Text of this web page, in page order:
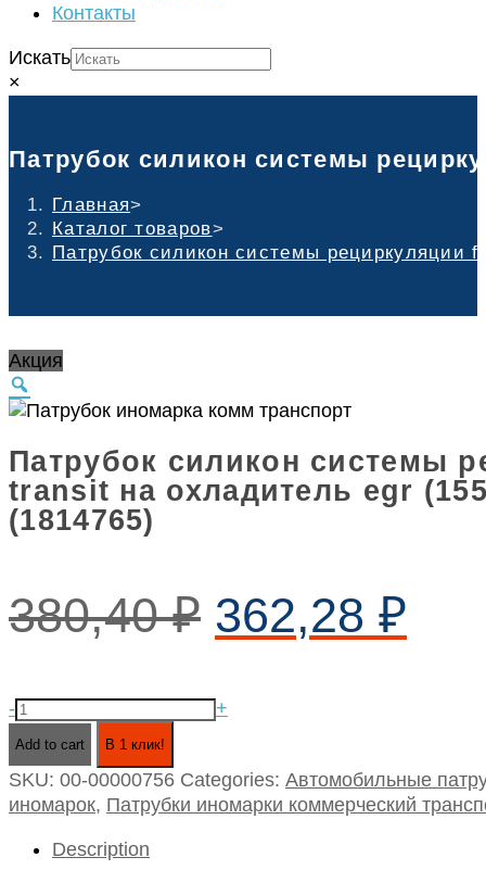
Контакты
Искать
×
Патрубок силикон системы
Главная>
Каталог товаров>
Патрубок силикон системы рециркуляции
Акция
Патрубок силикон системы
transit на охладитель egr
(1814765)
380,40₽ 362,28 ₽
Патрубок
рециркуляции
ford
- +
Add to cart В 1 клик!
SKU: 00-00000756 Categories: Автомобильные
иномарок, Патрубки иномарки коммерческий
Description